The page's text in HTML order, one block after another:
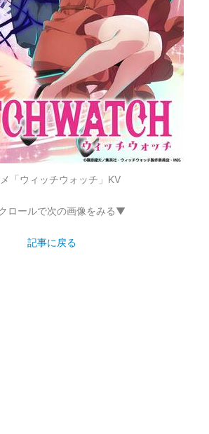
「ウィッチウォッチ」KV
ロールで次の画像をみる▼
記事に戻る